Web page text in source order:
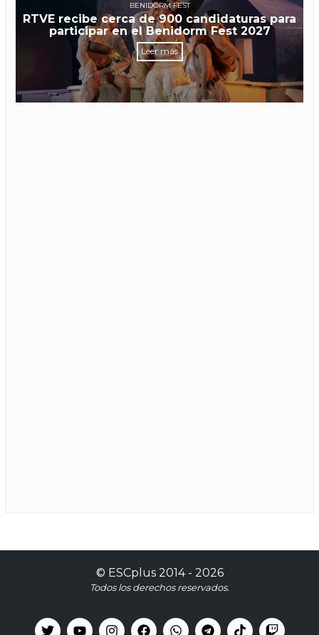
BENIDORM FEST
RTVE recibe cerca de 900 candidaturas para
participar en el Benidorm Fest 2027
Leer más
© ESCplus2014 - 2026
Todos los derechos reservados.